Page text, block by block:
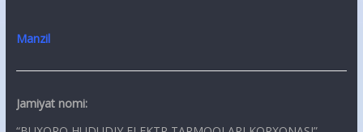
Manzil
Jamiyat nomi: